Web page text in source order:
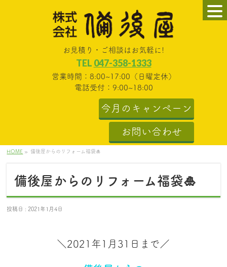
お見積り・ご相談はお気軽に!
TEL 047-358-1333
営業時間：8:00~17:00（日曜定休）
電話受付：9:00~18:00
今月のキャンペーン
お問い合わせ
HOME » 備後屋からのリフォーム福袋🎍
備後屋からのリフォーム福袋🎍
投稿日 : 2021年1月4日
＼2021年1月31日まで／